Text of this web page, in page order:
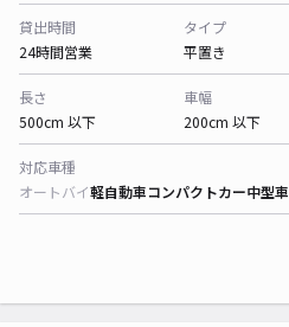
貸出時間
24時間営業
タイプ
平置き
長さ
500cm 以下
車幅
200cm 以下
対応車種
オートバイ軽自動車コンパクトカー中型車